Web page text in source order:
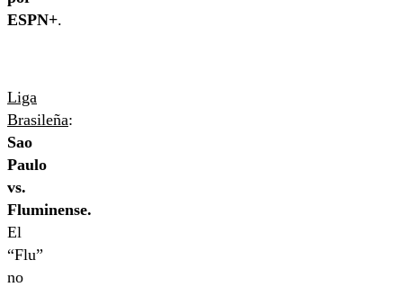
ESPN+.
Liga
Brasileña:
Sao
Paulo
vs.
Fluminense.
El
“Flu”
no